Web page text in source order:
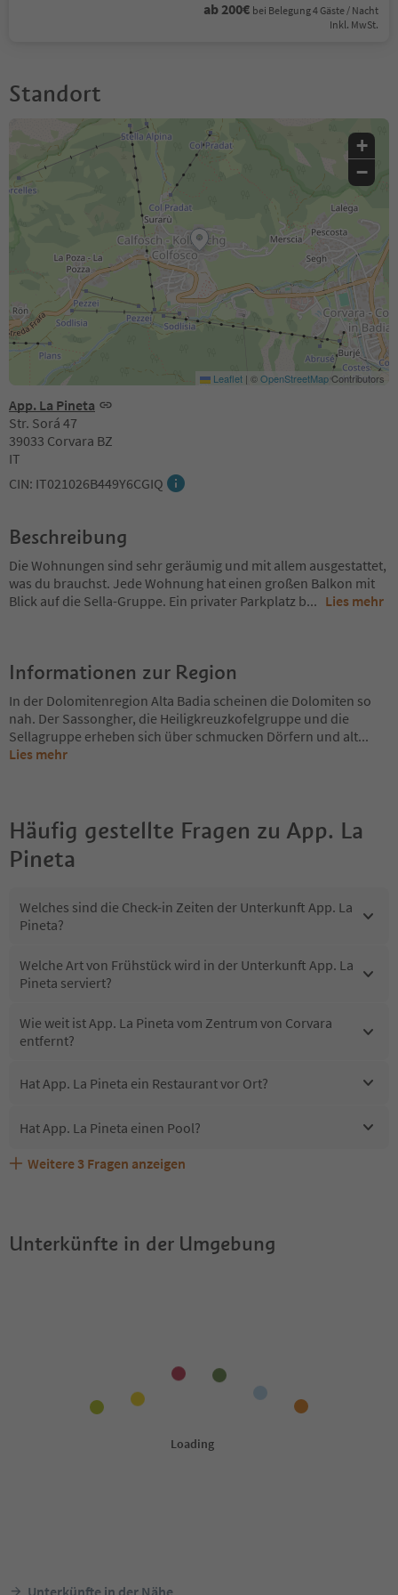
ab 200€ bei Belegung 4 Gäste / Nacht
Inkl. MwSt.
Standort
App. La Pineta
Str. Sorá 47
39033 Corvara BZ
IT
CIN: IT021026B449Y6CGIQ
+
−
Leaflet | ©OpenStreetMapContributors
Beschreibung
Die Wohnungen sind sehr geräumig und mit allem ausgestattet,
was du brauchst. Jede Wohnung hat einen großen Balkon mit
Blick auf die Sella-Gruppe. Ein privater Parkplatz b... Lies mehr
Informationen zur Region
In der Dolomitenregion Alta Badia scheinen die Dolomiten so
nah. Der Sassongher, die Heiligkreuzkofelgruppe und die
Sellagruppe erheben sich über schmucken Dörfern und alt...
Lies mehr
Häufig gestellte Fragen zu App. La
Pineta
Welches sind die Check-in Zeiten der Unterkunft App. La
Pineta?
Welche Art von Frühstück wird in der Unterkunft App. La
Pineta serviert?
Wie weit ist App. La Pineta vom Zentrum von Corvara
entfernt?
Hat App. La Pineta ein Restaurant vor Ort?
Hat App. La Pineta einen Pool?
Sind Haustiere in der Unterkunft App. La Pineta erlaubt?
Welche Services bietet App. La Pineta?
Erhalten die Gäste von App. La Pineta einen Südtirol
Weitere 3 Fragen anzeigen
Unterkünfte in der Umgebung
Unterkünfte in der Nähe